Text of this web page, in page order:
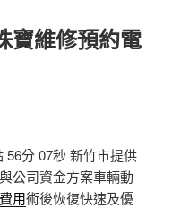
寶維修預約電
56分 07秒 新竹市提供
公司資金方案車輛動
用術後恢復快速及優